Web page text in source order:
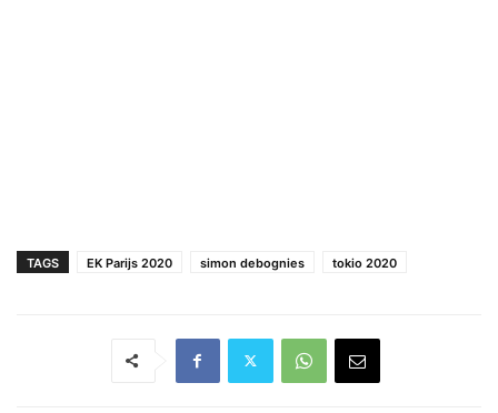
TAGS EK Parijs 2020 simon debognies tokio 2020